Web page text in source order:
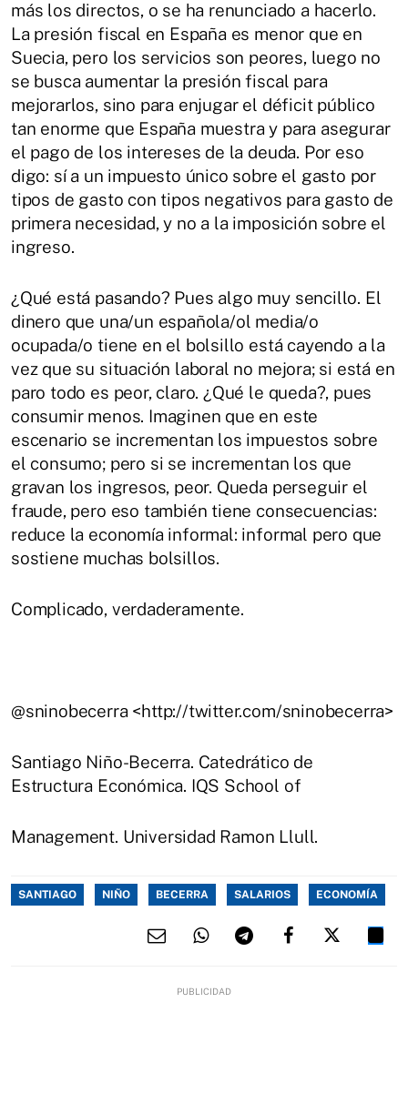
más los directos, o se ha renunciado a hacerlo.
La presión fiscal en España es menor que en
Suecia, pero los servicios son peores, luego no
se busca aumentar la presión fiscal para
mejorarlos, sino para enjugar el déficit público
tan enorme que España muestra y para asegurar
el pago de los intereses de la deuda. Por eso
digo: sí a un impuesto único sobre el gasto por
tipos de gasto con tipos negativos para gasto de
primera necesidad, y no a la imposición sobre el
ingreso.
¿Qué está pasando? Pues algo muy sencillo. El
dinero que una/un española/ol media/o
ocupada/o tiene en el bolsillo está cayendo a la
vez que su situación laboral no mejora; si está en
paro todo es peor, claro. ¿Qué le queda?, pues
consumir menos. Imaginen que en este
escenario se incrementan los impuestos sobre
el consumo; pero si se incrementan los que
gravan los ingresos, peor. Queda perseguir el
fraude, pero eso también tiene consecuencias:
reduce la economía informal: informal pero que
sostiene muchas bolsillos.
Complicado, verdaderamente.
@sninobecerra <http://twitter.com/sninobecerra>
Santiago Niño-Becerra. Catedrático de
Estructura Económica. IQS School of
Management. Universidad Ramon Llull.
SANTIAGO NIÑO BECERRA SALARIOS ECONOMÍA